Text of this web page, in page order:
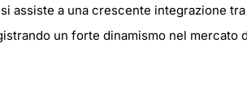
assiste a una crescente integrazione
un forte dinamismo nel mercato